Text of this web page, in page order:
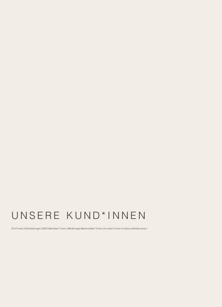
UNSERE KUND*INNEN
Ärzt*innen | Klinikleitungen | MVZ-Betreiber*innen | Medizingerätehersteller*innen | Investor*innen im Gesundheitswesen